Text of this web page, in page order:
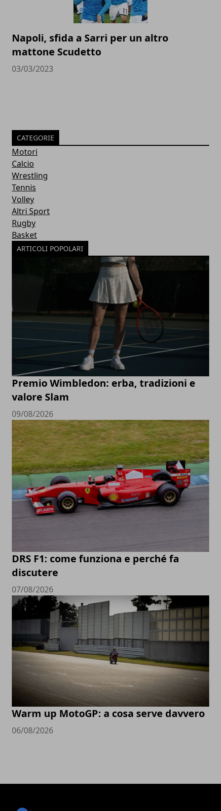
Napoli, sfida a Sarri per un altro
mattone Scudetto
03/03/2023
CATEGORIE
Motori
Calcio
Wrestling
Tennis
Volley
Altri Sport
Rugby
Basket
ARTICOLI POPOLARI
Premio Wimbledon: erba, tradizioni e
valore Slam
09/08/2026
DRS F1: come funziona e perché fa
discutere
07/08/2026
Warm up MotoGP: a cosa serve davvero
06/08/2026